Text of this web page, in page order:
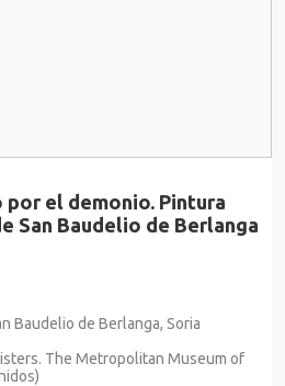
el demonio. Pintura
San Baudelio de Berlanga
Baudelio de Berlanga, Soria
The Metropolitan Museum of